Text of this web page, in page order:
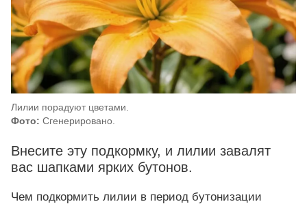
Лилии порадуют цветами.
Фото: Сгенерировано.
Внесите эту подкормку, и лилии завалят
вас шапками ярких бутонов.
Чем подкормить лилии в период бутонизации